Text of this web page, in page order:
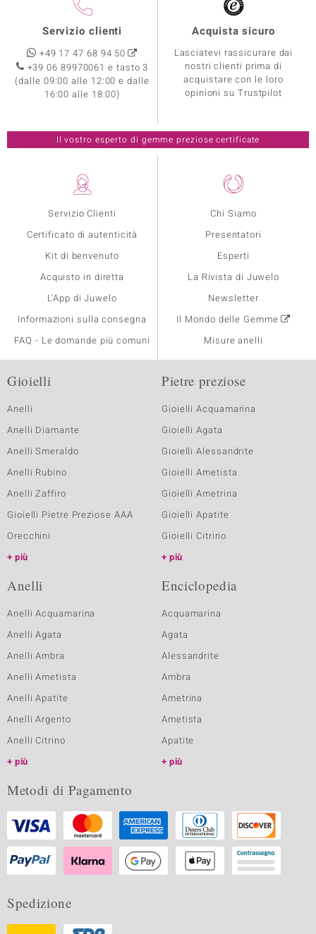
Servizio Clienti
Certificato di autenticità
Kit di benvenuto
Acquisto in diretta
L'App di Juwelo
Informazioni sulla consegna
FAQ - Le domande più comuni
Chi Siamo
Presentatori
Esperti
La Rivista di Juwelo
Newsletter
Il Mondo delle Gemme
Misure anelli
Servizio clienti
+49 17 47 68 94 50
+39 06 89970061 e tasto 3
(dalle 09:00 alle 12:00 e dalle
16:00 alle 18:00)
Acquista sicuro
Lasciatevi rassicurare dai
nostri clienti prima di
acquistare con le loro
opinioni su Trustpilot
Il vostro esperto di gemme preziose certificate
Gioielli
Anelli
Anelli Diamante
Anelli Smeraldo
Anelli Rubino
Anelli Zaffiro
Gioielli Pietre Preziose AAA
Orecchini
più
Pietre preziose
Gioielli Acquamarina
Gioielli Agata
Gioielli Alessandrite
Gioielli Ametista
Gioielli Ametrina
Gioielli Apatite
Gioielli Citrino
più
Anelli
Anelli Acquamarina
Anelli Agata
Anelli Ambra
Anelli Ametista
Anelli Apatite
Anelli Argento
Anelli Citrino
più
Enciclopedia
Acquamarina
Agata
Alessandrite
Ambra
Ametrina
Ametista
Apatite
più
Metodi di Pagamento
Spedizione